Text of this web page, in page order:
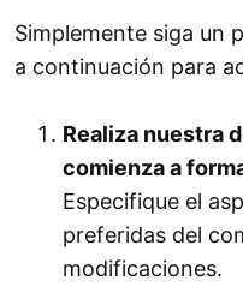
Simplemente siga un
a continuación para
Realiza nuestra
comienza a
Especifique el
preferidas del
modificaciones.